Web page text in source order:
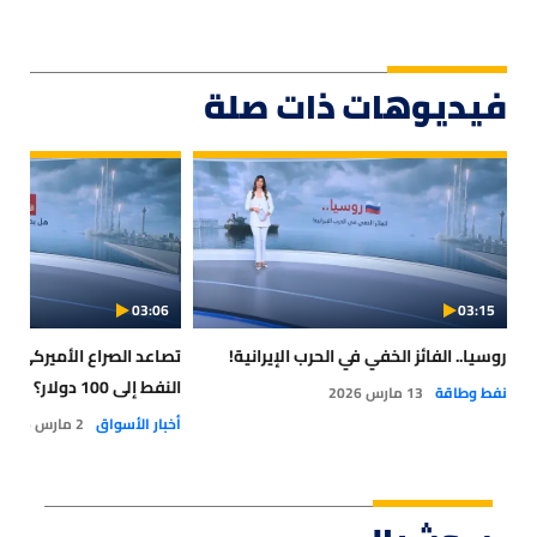
فيديوهات ذات صلة
03:15
روسيا.. الفائز الخفي في الحرب الإيرانية!
نفط وطاقة 13 مارس 2026
03:06
تصاعد الصراع الأميركي
النفط إلى 100 دولار؟
أخبار الأسواق 2 مارس 2026